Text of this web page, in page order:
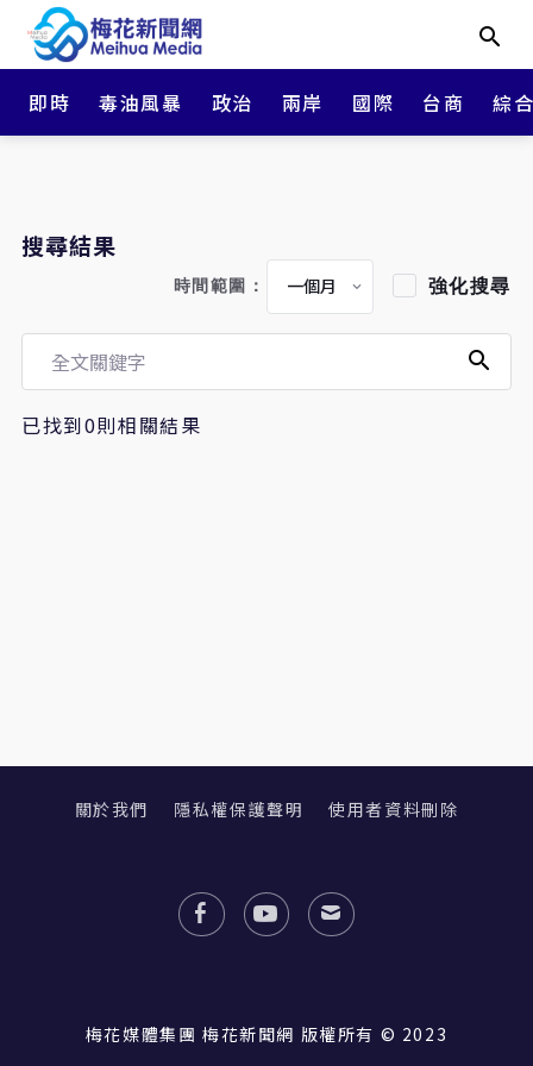
即時 毒油風暴 政治 兩岸 國際 台商 綜
搜尋結果
時間範圍： 強化搜尋
已找到0則相關結果
關於我們 隱私權保護聲明 使用者資料刪除
梅花媒體集團 梅花新聞網 版權所有 © 2023